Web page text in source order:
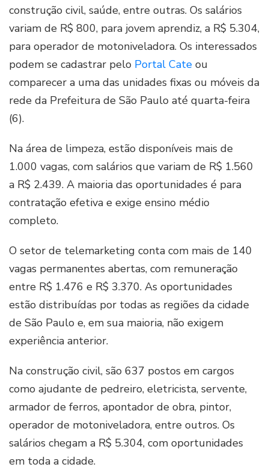
construção civil, saúde, entre outras. Os salários
variam de R$ 800, para jovem aprendiz, a R$ 5.304,
para operador de motoniveladora. Os interessados
podem se cadastrar pelo Portal Cate ou
comparecer a uma das unidades fixas ou móveis da
rede da Prefeitura de São Paulo até quarta-feira
(6).
Na área de limpeza, estão disponíveis mais de
1.000 vagas, com salários que variam de R$ 1.560
a R$ 2.439. A maioria das oportunidades é para
contratação efetiva e exige ensino médio
completo.
O setor de telemarketing conta com mais de 140
vagas permanentes abertas, com remuneração
entre R$ 1.476 e R$ 3.370. As oportunidades
estão distribuídas por todas as regiões da cidade
de São Paulo e, em sua maioria, não exigem
experiência anterior.
Na construção civil, são 637 postos em cargos
como ajudante de pedreiro, eletricista, servente,
armador de ferros, apontador de obra, pintor,
operador de motoniveladora, entre outros. Os
salários chegam a R$ 5.304, com oportunidades
em toda a cidade.